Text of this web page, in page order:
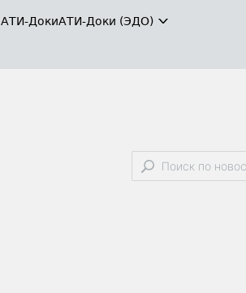
АТИ-ДокиАТИ-Доки (ЭДО)